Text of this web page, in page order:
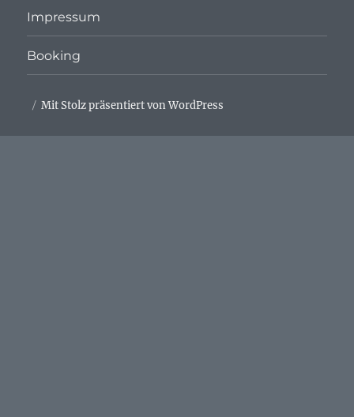
Impressum
Booking
Mit Stolz präsentiert von WordPress